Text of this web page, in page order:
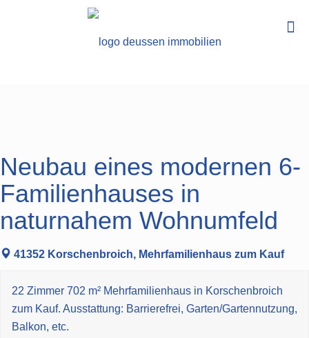
Neubau eines modernen 6-
Familienhauses in
naturnahem Wohnumfeld
41352 Korschenbroich, Mehrfamilienhaus zum Kauf
22 Zimmer 702 m² Mehrfamilienhaus in Korschenbroich
zum Kauf. Ausstattung: Barrierefrei, Garten/Gartennutzung,
Balkon, etc.